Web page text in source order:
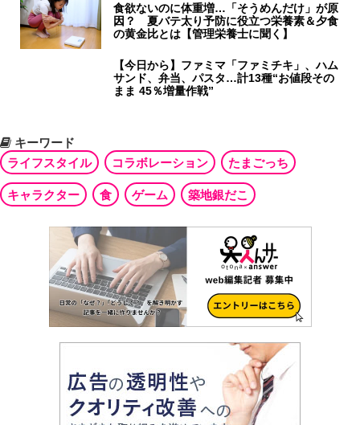
食欲ないのに体重増…「そうめんだけ」が原
因？ 夏バテ太り予防に役立つ栄養素＆夕食
の黄金比とは【管理栄養士に聞く】
【今日から】ファミマ「ファミチキ」、ハム
サンド、弁当、パスタ…計13種“お値段その
まま 45％増量作戦”
キーワード
ライフスタイル
コラボレーション たまごっち
キャラクター 食 ゲーム 築地銀だこ